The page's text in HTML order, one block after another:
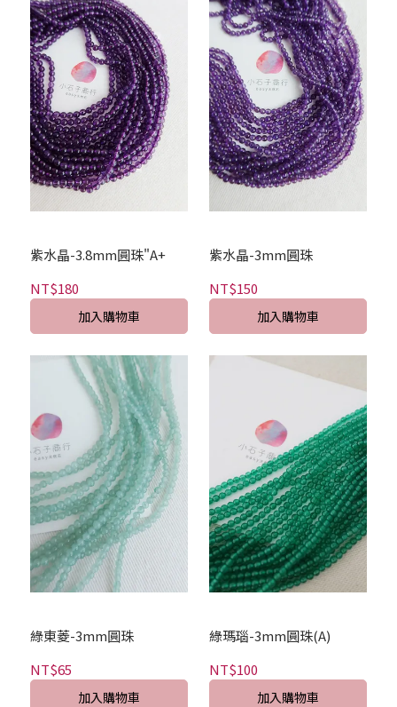
紫水晶-3.8mm圓珠"A+
NT$180
加入購物車
紫水晶-3mm圓珠
NT$150
加入購物車
綠東菱-3mm圓珠
NT$65
加入購物車
綠瑪瑙-3mm圓珠(A)
NT$100
加入購物車